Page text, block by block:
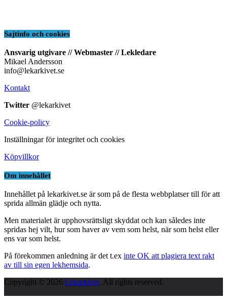
Sajtinfo och cookies
Ansvarig utgivare // Webmaster // Lekledare
Mikael Andersson
info@lekarkivet.se
Kontakt
Twitter @lekarkivet
Cookie-policy
Inställningar för integritet och cookies
Köpvillkor
Om innehållet
Innehållet på lekarkivet.se är som på de flesta webbplatser till för att
sprida allmän glädje och nytta.
Men materialet är upphovsrättsligt skyddat och kan således inte
spridas hej vilt, hur som haver av vem som helst, när som helst eller
ens var som helst.
På förekommen anledning är det t.ex inte OK att plagiera text rakt
av till sin egen lekhemsida.
Copyright © 2026 Lekarkivet. All rights reserved.